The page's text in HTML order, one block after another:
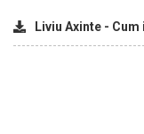
Liviu Axinte -